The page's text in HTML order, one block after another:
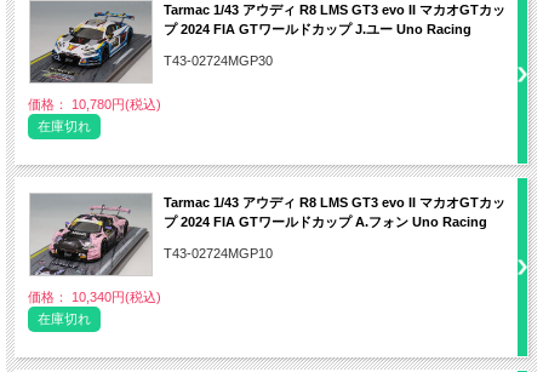
Tarmac 1/43 アウディ R8 LMS GT3 evo II マカオGTカッ
プ 2024 FIA GTワールドカップ J.ユー Uno Racing
T43-02724MGP30
価格： 10,780円(税込)
在庫切れ
Tarmac 1/43 アウディ R8 LMS GT3 evo II マカオGTカッ
プ 2024 FIA GTワールドカップ A.フォン Uno Racing
T43-02724MGP10
価格： 10,340円(税込)
在庫切れ